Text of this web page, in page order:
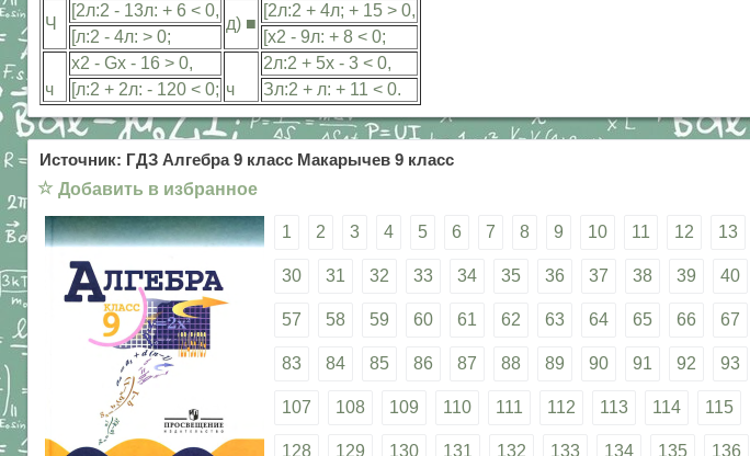
Ч
[2л:2 - 13л: + 6 < 0,
д) ■
[2л:2 + 4л; + 15 > 0,
[л:2 - 4л: > 0;
[х2 - 9л: + 8 < 0;
ч
х2 - Gx - 16 > 0,
ч
2л:2 + 5х - 3 < 0,
[л:2 + 2л: - 120 < 0;
Зл:2 + л: + 11 < 0.
Источник: ГДЗ Алгебра 9 класс Макарычев 9 класс
☆ Добавить в избранное
1 2 3 4 5 6 7 8 9 10 11 12 13
30 31 32 33 34 35 36 37 38 39 40
57 58 59 60 61 62 63 64 65 66 67
83 84 85 86 87 88 89 90 91 92 93
107 108 109 110 111 112 113 114 115
128 129 130 131 132 133 134 135 136